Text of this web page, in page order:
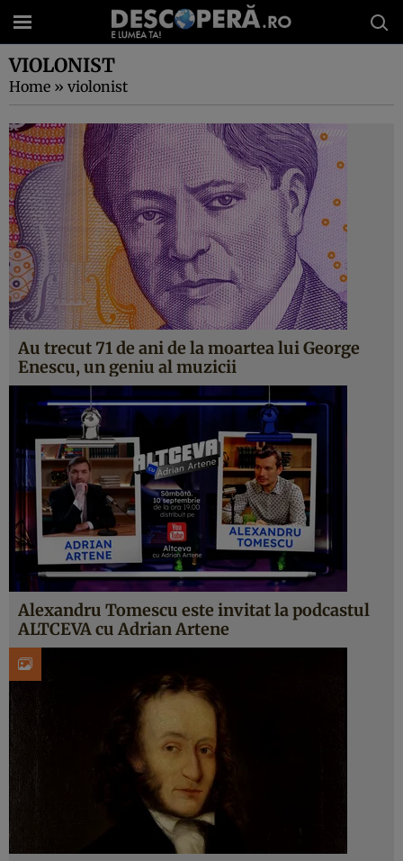
VIOLONIST
Home » violonist
Au trecut 71 de ani de la moartea lui George
Enescu, un geniu al muzicii
Alexandru Tomescu este invitat la podcastul
ALTCEVA cu Adrian Artene